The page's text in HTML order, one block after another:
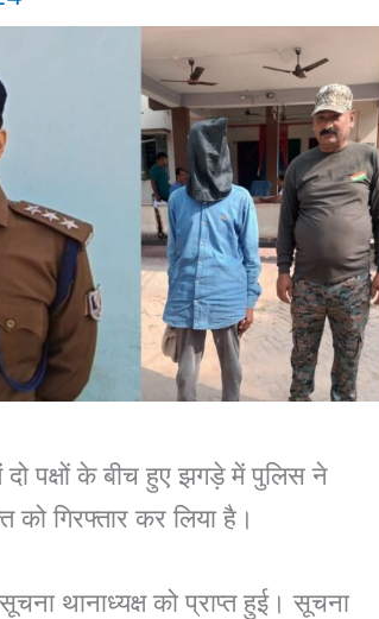
पक्षों के बीच हुए झगड़े में पुलिस ने
को गिरफ्तार कर लिया है।
थानाध्यक्ष को प्राप्त हुई। सूचना